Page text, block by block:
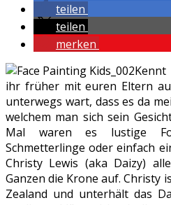
teilen
teilen
merken
Kennt
ihr früher mit euren Eltern
unterwegs wart, dass es da
welchem man sich sein
Mal waren es lustige
Schmetterlinge oder einfach
Christy Lewis (aka Daizy)
Ganzen die Krone auf. Christy
Zealand und unterhält das